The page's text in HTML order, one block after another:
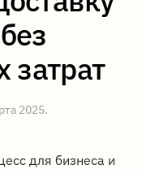
затрат
2025.
для бизнеса и